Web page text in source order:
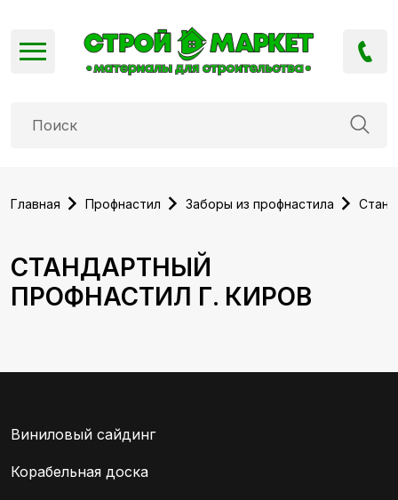
Главная Профнастил Заборы из профнастила
СТАНДАРТНЫЙ
ПРОФНАСТИЛ Г. КИРОВ
Виниловый сайдинг
Корабельная доска